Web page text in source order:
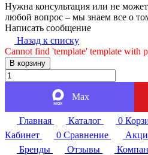
Нужна консультация или не
любой вопрос – мы знаем все о
Написать сообщение
Назад к списку
Cannot find 'template' template with
В корзину
Max
Главная Каталог 0
Кабинет
0 Сравнение
Бренды
Отзывы